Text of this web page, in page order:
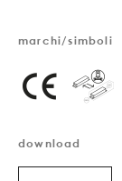
marchi/simboli
download